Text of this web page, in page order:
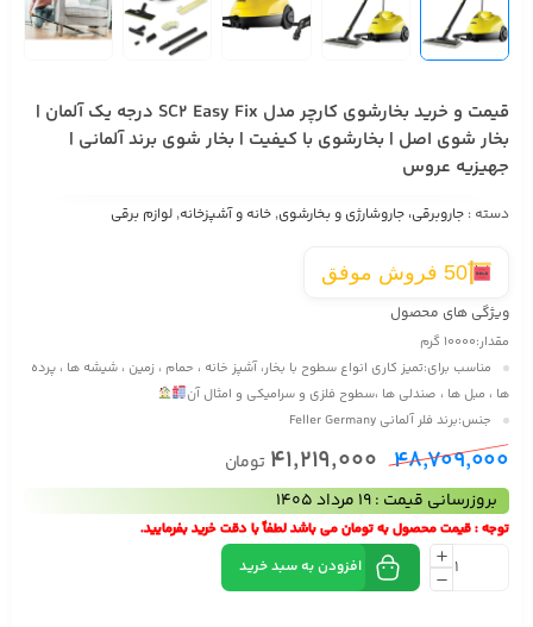
قیمت و خرید بخارشوی کارچر مدل SC2 Easy Fix درجه یک آلمان |
بخار شوی اصل | بخارشوی با کیفیت | بخار شوی برند آلمانی |
جهیزیه عروس
دسته : جاروبرقی، جاروشارژی و بخارشوی, خانه و آشپزخانه, لوازم برقی
50 فروش موفق
ویژگی های محصول
مقدار:10000 گرم
مناسب برای:تمیز کاری انواع سطوح با بخار، آشپز خانه ، حمام ، زمین ، شیشه ها ، پرده
ها ، مبل ها ، صندلی ها ،سطوح فلزی و سرامیکی و امثال آن
جنس:برند فلر آلمانی Feller Germany
48,709,000
41,219,000 تومان
بروزرسانی قیمت : 19 مرداد 1405
توجه : قیمت محصول به تومان می باشد لطفاً با دقت خرید بفرمایید.
افزودن به سبد خرید